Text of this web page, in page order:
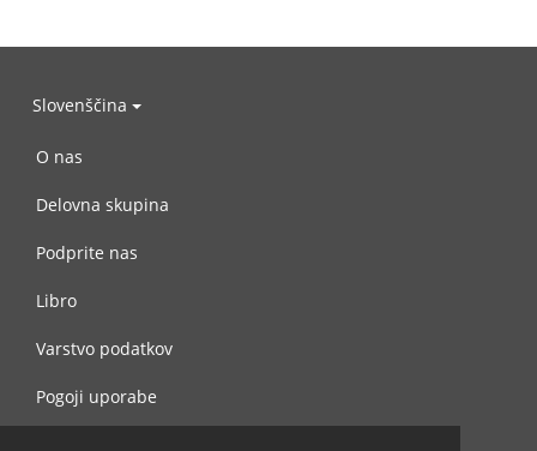
Slovenščina
O nas
Delovna skupina
Podprite nas
Libro
Varstvo podatkov
Pogoji uporabe